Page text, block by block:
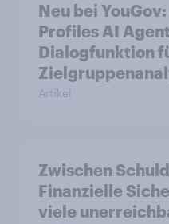
Neu bei
Profiles AI
Dialogfunktion
Artikel
Zwischen
Finanzielle
viele